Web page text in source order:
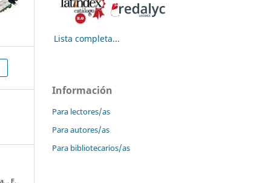
. E.
Lista completa...
Información
Para lectores/as
Para autores/as
Para bibliotecarios/as